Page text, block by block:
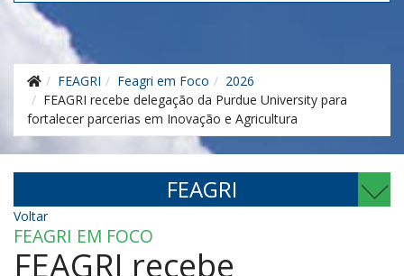
FEAGRI Feagri em Foco
2026
FEAGRI recebe delegação da Purdue University para
fortalecer parcerias em Inovação e Agricultura
FEAGRI
Voltar
FEAGRI EM FOCO
FEAGRI recebe